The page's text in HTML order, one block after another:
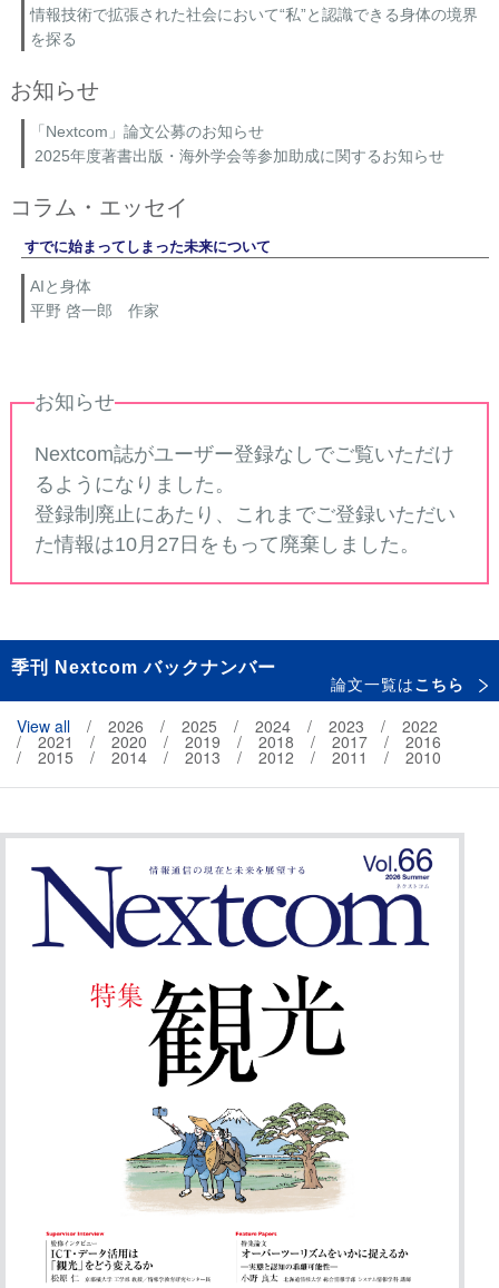
情報技術で拡張された社会において“私”と認識できる身体の境界
を探る
お知らせ
「Nextcom」論文公募のお知らせ
2025年度著書出版・海外学会等参加助成に関するお知らせ
コラム・エッセイ
すでに始まってしまった未来について
AIと身体
平野 啓一郎 作家
お知らせ
Nextcom誌がユーザー登録なしでご覧いただけ
るようになりました。
登録制廃止にあたり、これまでご登録いただい
た情報は10月27日をもって廃棄しました。
季刊 Nextcom バックナンバー
論文一覧はこちら
View all 2026 2025 2024 2023 2022
2021 2020 2019 2018 2017 2016
2015 2014 2013 2012 2011 2010